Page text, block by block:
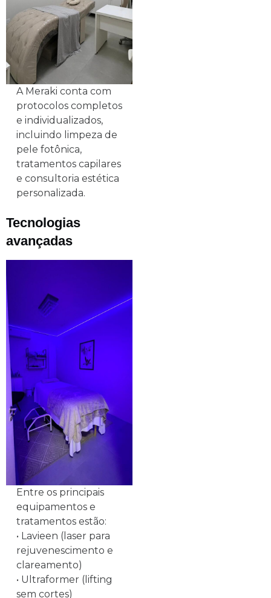
A Meraki conta com
protocolos completos
e individualizados,
incluindo limpeza de
pele fotônica,
tratamentos capilares
e consultoria estética
personalizada.
Tecnologias
avançadas
Entre os principais
equipamentos e
tratamentos estão:
• Lavieen (laser para
rejuvenescimento e
clareamento)
• Ultraformer (lifting
sem cortes)